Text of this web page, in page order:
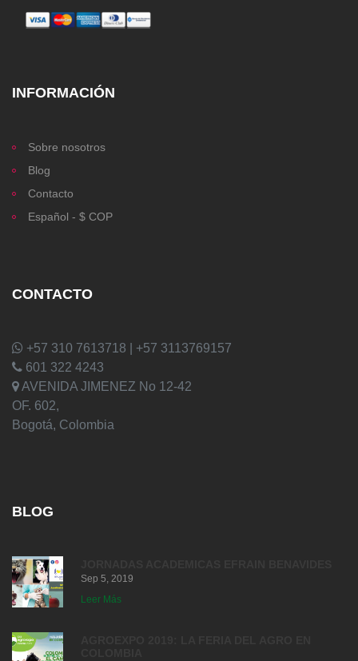
INFORMACIÓN
Sobre nosotros
Blog
Contacto
Español - $ COP
CONTACTO
+57 310 7613718 | +57 3113769157
601 322 4243
AVENIDA JIMENEZ No 12-42
OF. 602,
Bogotá, Colombia
BLOG
Sep 5, 2019
Leer Más